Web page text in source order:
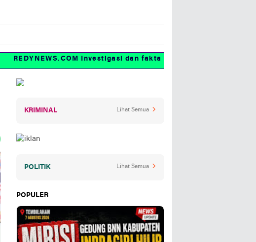
REDYNEWS.COM Investigasi dan fakta
KRIMINAL Lihat Semua
POLITIK Lihat Semua
POPULER